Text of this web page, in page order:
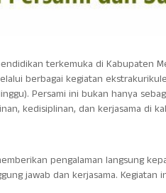
terkemuka di Kabupaten
berbagai kegiatan
Persami ini bukan hanya
kedisiplinan, dan kerjasama di
pengalaman langsung
jawab dan kerjasama. Kegiatan